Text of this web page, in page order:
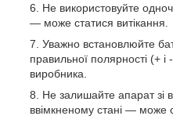
Не використовуйте
— може статися витікання.
Уважно встановлюйте
правильної полярності (+ і -
виробника.
Не залишайте апарат зі
ввімкненому стані — може